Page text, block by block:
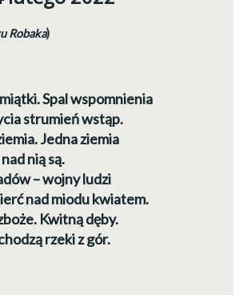
Robaka)
Spal wspomnienia
strumień wstąp.
Jedna ziemia
nią są.
– wojny ludzi
nad miodu kwiatem.
Kwitną dęby.
rzeki z gór.